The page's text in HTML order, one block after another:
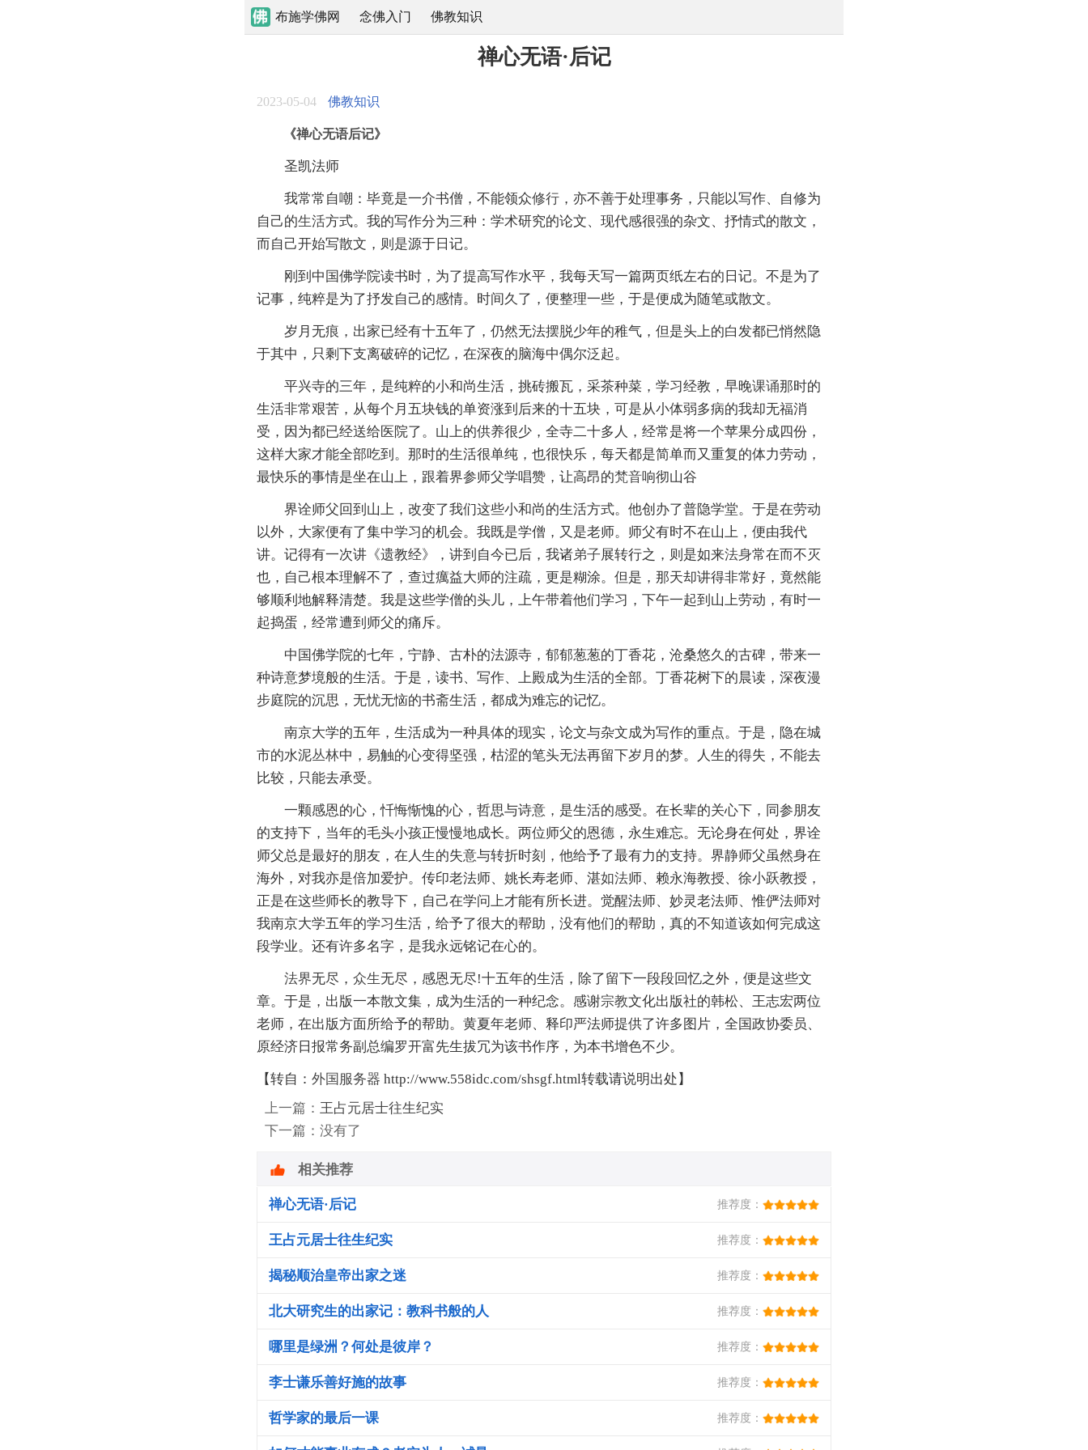
布施学佛网 念佛入门 佛教知识
禅心无语·后记
2023-05-04 佛教知识
《禅心无语后记》
圣凯法师
我常常自嘲：毕竟是一介书僧，不能领众修行，亦不善于处理事务，只能以写作、自修为
自己的生活方式。我的写作分为三种：学术研究的论文、现代感很强的杂文、抒情式的散文，
而自己开始写散文，则是源于日记。
刚到中国佛学院读书时，为了提高写作水平，我每天写一篇两页纸左右的日记。不是为了
记事，纯粹是为了抒发自己的感情。时间久了，便整理一些，于是便成为随笔或散文。
岁月无痕，出家已经有十五年了，仍然无法摆脱少年的稚气，但是头上的白发都已悄然隐
于其中，只剩下支离破碎的记忆，在深夜的脑海中偶尔泛起。
平兴寺的三年，是纯粹的小和尚生活，挑砖搬瓦，采茶种菜，学习经教，早晚课诵那时的
生活非常艰苦，从每个月五块钱的单资涨到后来的十五块，可是从小体弱多病的我却无福消
受，因为都已经送给医院了。山上的供养很少，全寺二十多人，经常是将一个苹果分成四份，
这样大家才能全部吃到。那时的生活很单纯，也很快乐，每天都是简单而又重复的体力劳动，
最快乐的事情是坐在山上，跟着界参师父学唱赞，让高昂的梵音响彻山谷
界诠师父回到山上，改变了我们这些小和尚的生活方式。他创办了普隐学堂。于是在劳动
以外，大家便有了集中学习的机会。我既是学僧，又是老师。师父有时不在山上，便由我代
讲。记得有一次讲《遗教经》，讲到自今已后，我诸弟子展转行之，则是如来法身常在而不灭
也，自己根本理解不了，查过癘益大师的注疏，更是糊涂。但是，那天却讲得非常好，竟然能
够顺利地解释清楚。我是这些学僧的头儿，上午带着他们学习，下午一起到山上劳动，有时一
起捣蛋，经常遭到师父的痛斥。
中国佛学院的七年，宁静、古朴的法源寺，郁郁葱葱的丁香花，沧桑悠久的古碑，带来一
种诗意梦境般的生活。于是，读书、写作、上殿成为生活的全部。丁香花树下的晨读，深夜漫
步庭院的沉思，无忧无恼的书斋生活，都成为难忘的记忆。
南京大学的五年，生活成为一种具体的现实，论文与杂文成为写作的重点。于是，隐在城
市的水泥丛林中，易触的心变得坚强，枯涩的笔头无法再留下岁月的梦。人生的得失，不能去
比较，只能去承受。
一颗感恩的心，忏悔惭愧的心，哲思与诗意，是生活的感受。在长辈的关心下，同参朋友
的支持下，当年的毛头小孩正慢慢地成长。两位师父的恩德，永生难忘。无论身在何处，界诠
师父总是最好的朋友，在人生的失意与转折时刻，他给予了最有力的支持。界静师父虽然身在
海外，对我亦是倍加爱护。传印老法师、姚长寿老师、湛如法师、赖永海教授、徐小跃教授，
正是在这些师长的教导下，自己在学问上才能有所长进。觉醒法师、妙灵老法师、惟俨法师对
我南京大学五年的学习生活，给予了很大的帮助，没有他们的帮助，真的不知道该如何完成这
段学业。还有许多名字，是我永远铭记在心的。
法界无尽， 众生无尽，感恩无尽!十五年的生活，除了留下一段段回忆之外，便是这些文
章。于是，出版一本散文集，成为生活的一种纪念。感谢宗教文化出版社的韩松、王志宏两位
老师，在出版方面所给予的帮助。黄夏年老师、释印严法师提供了许多图片，全国政协委员、
原经济日报常务副总编罗开富先生拔冗为该书作序，为本书增色不少。
【转自： 外国服务器 http://www.558idc.com/shsgf.html转载请说明出处】
上一篇： 王占元居士往生纪实
下一篇：没有了
禅心无语·后记 推荐度：
王占元居士往生纪实 推荐度：
揭秘顺治皇帝出家之迷 推荐度：
北大研究生的出家记：教科书般的人 推荐度：
哪里是绿洲？何处是彼岸？ 推荐度：
李士谦乐善好施的故事 推荐度：
哲学家的最后一课 推荐度：
相关推荐